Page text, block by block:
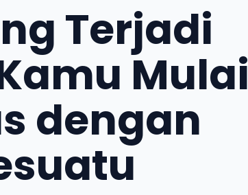
Terjadi
Mulai
dengan